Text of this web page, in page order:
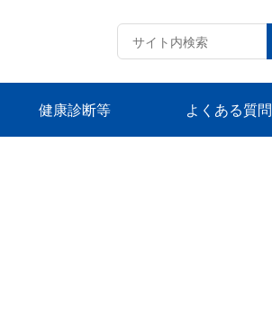
健康診断等 よくある質問